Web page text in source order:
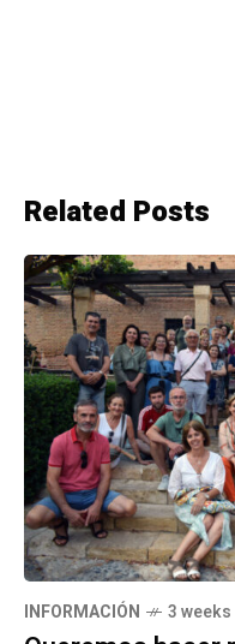
Related Posts
INFORMACIÓN 3